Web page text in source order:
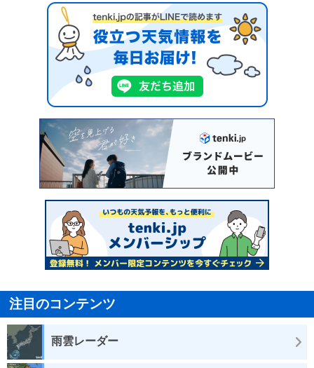
注目のコンテンツ
雨雲レーダー